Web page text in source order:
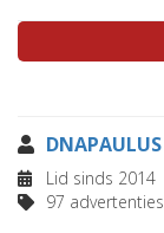
DNAPAULUS
Lid sinds 2014
97 advertenties